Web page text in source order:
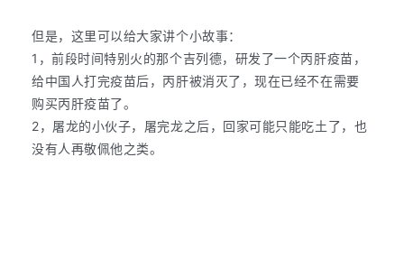
例
解
盘
但是，这里可以给大家讲个小故事：
1，前段时间特别火的那个吉列德，研发了一个丙肝疫苗，
给中国人打完疫苗后，丙肝被消灭了，现在已经不在需要
购买丙肝疫苗了。
2，屠龙的小伙子，屠完龙之后，回家可能只能吃土了，也
没有人再敬佩他之类。